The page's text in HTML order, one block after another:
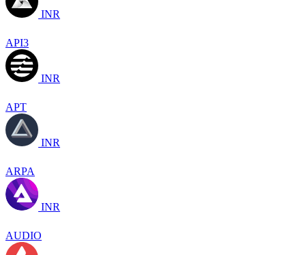
INR
API3
INR
APT
INR
ARPA
INR
AUDIO